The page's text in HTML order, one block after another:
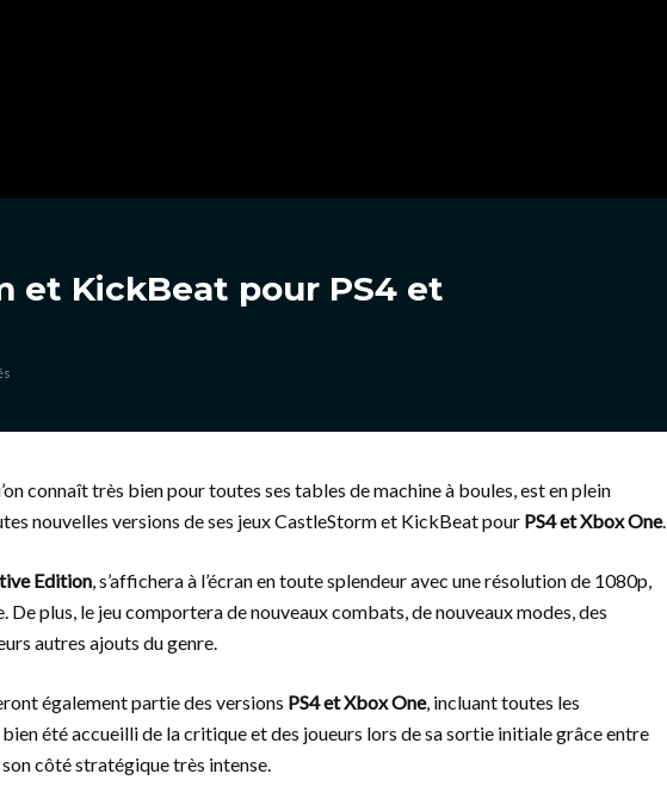
et KickBeat pour PS4 et
connaît très bien pour toutes ses tables de machine à boules, est en plein
nouvelles versions de ses jeux CastleStorm et KickBeat pour PS4 et Xbox One.
Edition, s’affichera à l’écran en toute splendeur avec une résolution de 1080p,
De plus, le jeu comportera de nouveaux combats, de nouveaux modes, des
autres ajouts du genre.
également partie des versions PS4 et Xbox One, incluant toutes les
été accueilli de la critique et des joueurs lors de sa sortie initiale grâce entre
côté stratégique très intense.